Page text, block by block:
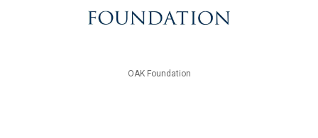
OAK Foundation